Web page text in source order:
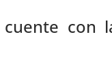
con